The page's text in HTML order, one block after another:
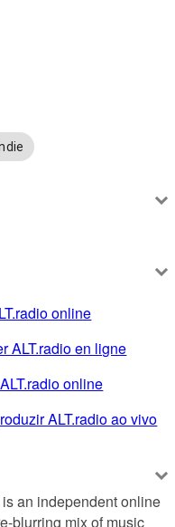
online
ALT.radio en ligne
online
ALT.radio ao vivo
an independent online
blurring mix of music